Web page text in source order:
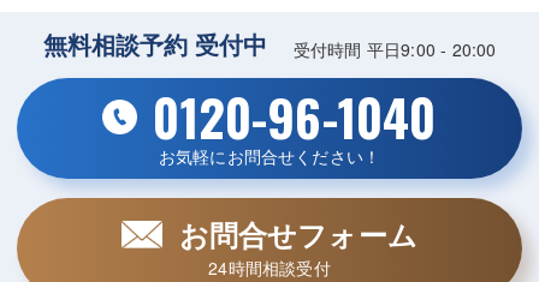
無料相談予約 受付中 受付時間 平日9:00 - 20:00
0120-96-1040
お気軽にお問合せください！
お問合せフォーム
24時間相談受付